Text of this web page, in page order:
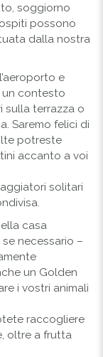
soggiorno
possono
dalla nostra
e
un contesto
sulla terrazza o
Saremo felici di
potreste
accanto a voi
solitari
casa
necessario –
un Golden
i vostri animali
raccogliere
oltre a frutta